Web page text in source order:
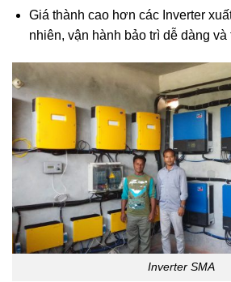
Giá thành cao hơn các Inverter
nhiên, vận hành bảo trì dễ dàng
Inverter SMA